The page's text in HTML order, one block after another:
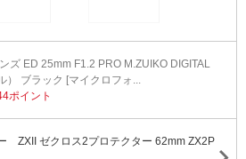
ズ ED 25mm F1.2 PRO M.ZUIKO DIGITAL
） ブラック [マイクロフォ...
ポイント
ZXII ゼクロス2プロテクター 62mm ZX2P